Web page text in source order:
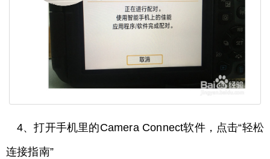
4、打开手机里的Camera Connect软件，点击“轻松
连接指南”